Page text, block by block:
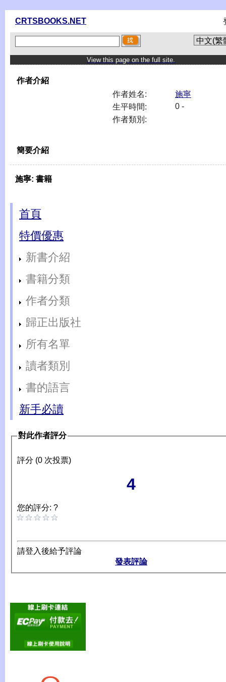
CRTSBOOKS.NET
View this page on the full site.
作者介紹
作者姓名:
施寧
生平時間:
0 -
作者類別:
簡要介紹
施寧: 書籍
首頁
特價優惠
新書介紹
書籍分類
作者分類
歸正出版社
所有名單
讀者類別
書的語言
新手必讀
對此作者評分
評分 (0 次投票)
4
您的評分: ?
請登入後給予評論
發表評論